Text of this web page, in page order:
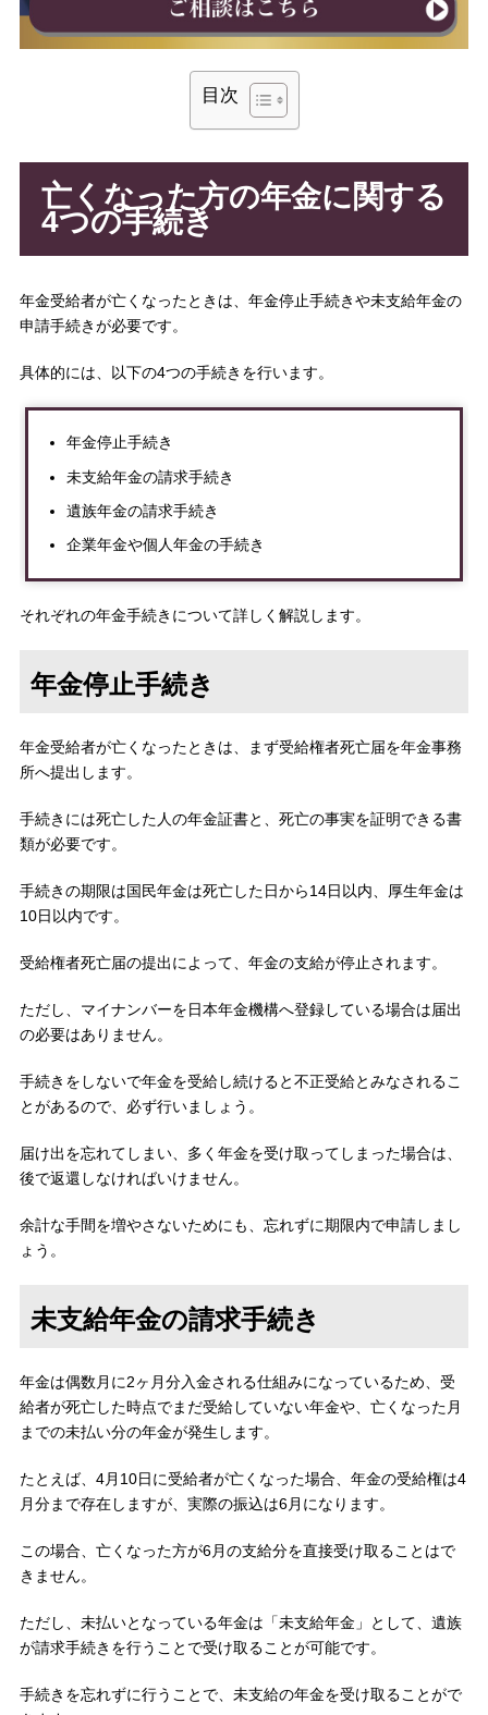
目次
亡くなった方の年金に関する
4つの手続き
年金受給者が亡くなったときは、年金停止手続きや未支給年金の
申請手続きが必要です。
具体的には、以下の4つの手続きを行います。
年金停止手続き
未支給年金の請求手続き
遺族年金の請求手続き
企業年金や個人年金の手続き
それぞれの年金手続きについて詳しく解説します。
年金停止手続き
年金受給者が亡くなったときは、まず受給権者死亡届を年金事務
所へ提出します。
手続きには死亡した人の年金証書と、死亡の事実を証明できる書
類が必要です。
手続きの期限は国民年金は死亡した日から14日以内、厚生年金は
10日以内です。
受給権者死亡届の提出によって、年金の支給が停止されます。
ただし、マイナンバーを日本年金機構へ登録している場合は届出
の必要はありません。
手続きをしないで年金を受給し続けると不正受給とみなされるこ
とがあるので、必ず行いましょう。
届け出を忘れてしまい、多く年金を受け取ってしまった場合は、
後で返還しなければいけません。
余計な手間を増やさないためにも、忘れずに期限内で申請しまし
ょう。
未支給年金の請求手続き
年金は偶数月に2ヶ月分入金される仕組みになっているため、受
給者が死亡した時点でまだ受給していない年金や、亡くなった月
までの未払い分の年金が発生します。
たとえば、4月10日に受給者が亡くなった場合、年金の受給権は4
月分まで存在しますが、実際の振込は6月になります。
この場合、亡くなった方が6月の支給分を直接受け取ることはで
きません。
ただし、未払いとなっている年金は「未支給年金」として、遺族
が請求手続きを行うことで受け取ることが可能です。
手続きを忘れずに行うことで、未支給の年金を受け取ることがで